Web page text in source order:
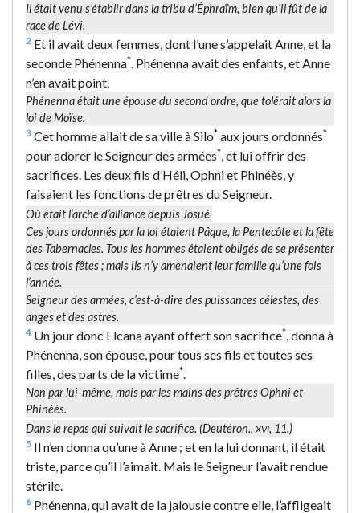
Il était venu s’établir dans la tribu d’Éphraïm, bien qu’il fût de la
race de Lévi.
2 Et il avait deux femmes, dont l’une s’appelait Anne, et la
seconde Phénenna* . Phénenna avait des enfants, et Anne
n’en avait point.
Phénenna était une épouse du second ordre, que tolérait alors la
loi de Moïse.
3 Cet homme allait de sa ville à Silo* aux jours ordonnés*
pour adorer le Seigneur des armées* , et lui offrir des
sacrifices. Les deux fils d’Héli, Ophni et Phinéès, y
faisaient les fonctions de prêtres du Seigneur.
Où était l’arche d’alliance depuis Josué.
Ces jours ordonnéspar la loi étaient Pâque, la Pentecôte et la fête
des Tabernacles. Tous les hommes étaient obligés de se présenter
à ces trois fêtes ; mais ils n’y amenaient leur famille qu’une fois
l’année.
Seigneur des armées, c’est-à-dire des puissances célestes, des
anges et des astres.
4 Un jour donc Elcana ayant offert son sacrifice* , donna à
Phénenna, son épouse, pour tous ses fils et toutes ses
filles, des parts de la victime*
Non par lui-même, mais par les mains des prêtres Ophni et
Phinéès.
Dans le repas qui suivait le sacrifice. (Deutéron., XVI, 11.)
5 Il n’en donna qu’une à Anne ; et en la lui donnant, il était
triste, parce qu’il l’aimait. Mais le Seigneur l’avait rendue
stérile.
6 Phénenna, qui avait de la jalousie contre elle, l’affligeait